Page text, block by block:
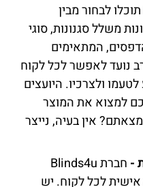
באתר Blinds4u תוכלו לבחור מבין
משלל סגנונות, סוגי
המתאימים
נועד לאפשר לכל לקוח
ולצרכיו. היועצים
למצוא את המוצר
אין בעיה, נייצר
-
חברת Blinds4u
אישית לכל לקוח. יש